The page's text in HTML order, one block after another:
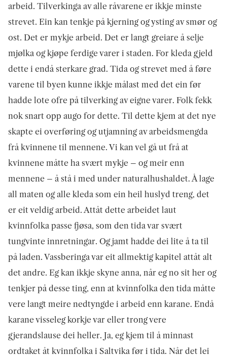
arbeid. Tilverkinga av alle råvarene er ikkje minste
strevet. Ein kan tenkje på kjerning og ysting av smør og
ost. Det er mykje arbeid. Det er langt greiare å selje
mjølka og kjøpe ferdige varer i staden. For kleda gjeld
dette i endå sterkare grad. Tida og strevet med å føre
varene til byen kunne ikkje målast med det ein før
hadde lote ofre på tilverking av eigne varer. Folk fekk
nok snart opp augo for dette. Til dette kjem at det nye
skapte ei overføring og utjamning av arbeidsmengda
frå kvinnene til mennene. Vi kan vel gå ut frå at
kvinnene måtte ha svært mykje – og meir enn
mennene – å stå i med under naturalhushaldet. Å lage
all maten og alle kleda som ein heil huslyd treng, det
er eit veldig arbeid. Attåt dette arbeidet laut
kvinnfolka passe fjøsa, som den tida var svært
tungvinte innretningar. Og jamt hadde dei lite å ta til
på laden. Vassberinga var eit allmektig kapitel attåt alt
det andre. Eg kan ikkje skyne anna, når eg no sit her og
tenkjer på desse ting, enn at kvinnfolka den tida måtte
vere langt meire nedtyngde i arbeid enn karane. Endå
karane visseleg korkje var eller trong vere
gjerandslause dei heller. Ja, eg kjem til å minnast
ordtaket åt kvinnfolka i Saltvika før i tida. Når det lei